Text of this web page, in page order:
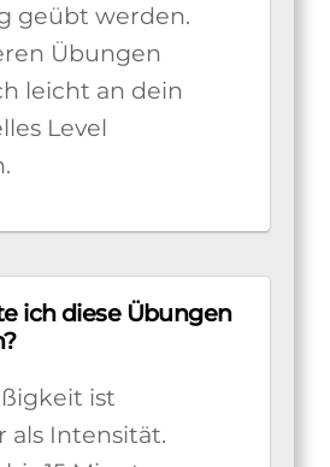
geübt werden.
Übungen
leicht an dein
Level
ich diese Übungen
ist
als Intensität.